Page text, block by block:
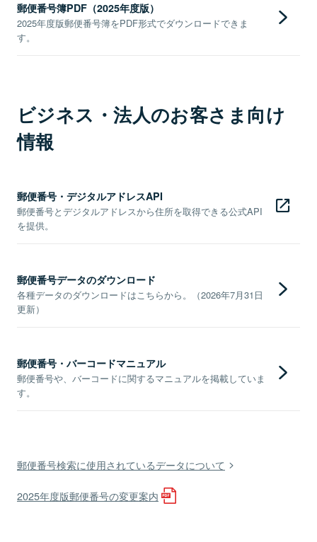
郵便番号簿PDF（2025年度版）
2025年度版郵便番号簿をPDF形式でダウンロードできま
す。
ビジネス・法人のお客さま向け
情報
郵便番号・デジタルアドレスAPI
郵便番号とデジタルアドレスから住所を取得できる公式API
を提供。
郵便番号データのダウンロード
各種データのダウンロードはこちらから。（2026年7月31日
更新）
郵便番号・バーコードマニュアル
郵便番号や、バーコードに関するマニュアルを掲載していま
す。
郵便番号検索に使用されているデータについて
2025年度版郵便番号の変更案内